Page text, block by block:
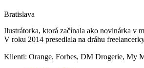
Bratislava
Ilustrátorka, ktorá začínala ako novinárka v
V roku 2014 presedlala na dráhu
Klienti: Orange, Forbes, DM Drogerie, My